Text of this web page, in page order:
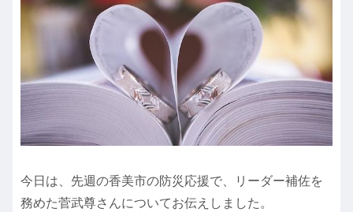
今日は、先週の香美市の防災応援で、リーダー補佐を
務めた菅武尊さんについてお伝えしました。